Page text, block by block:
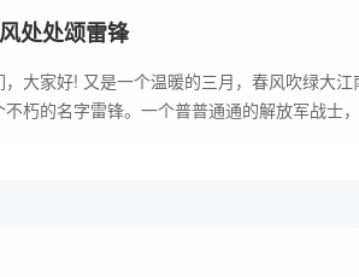
处处颂雷锋
大家好! 又是一个温暖的三月，春风吹绿大
朽的名字雷锋。一个普普通通的解放军战士